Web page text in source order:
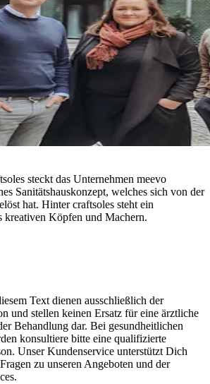
steckt das Unternehmen meevo
Sanitätshauskonzept, welches sich von der
hat. Hinter craftsoles steht ein
kreativen Köpfen und Machern.
Text dienen ausschließlich der
und stellen keinen Ersatz für eine ärztliche
Behandlung dar. Bei gesundheitlichen
konsultiere bitte eine qualifizierte
Unser Kundenservice unterstützt Dich
zu unseren Angeboten und der